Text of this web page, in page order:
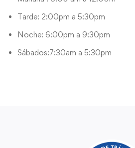
Tarde: 2:00pm a 5:30pm
Noche: 6:00pm a 9:30pm
Sábados:7:30am a 5:30pm